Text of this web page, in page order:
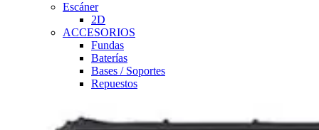
Escáner
2D
ACCESORIOS
Fundas
Baterías
Bases / Soportes
Repuestos